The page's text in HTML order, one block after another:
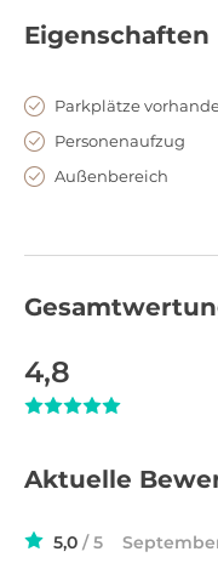
Eigenschaften
Parkplätze
Personenaufzug
Außenbereich
4,8
Aktuelle
5,0 / 5